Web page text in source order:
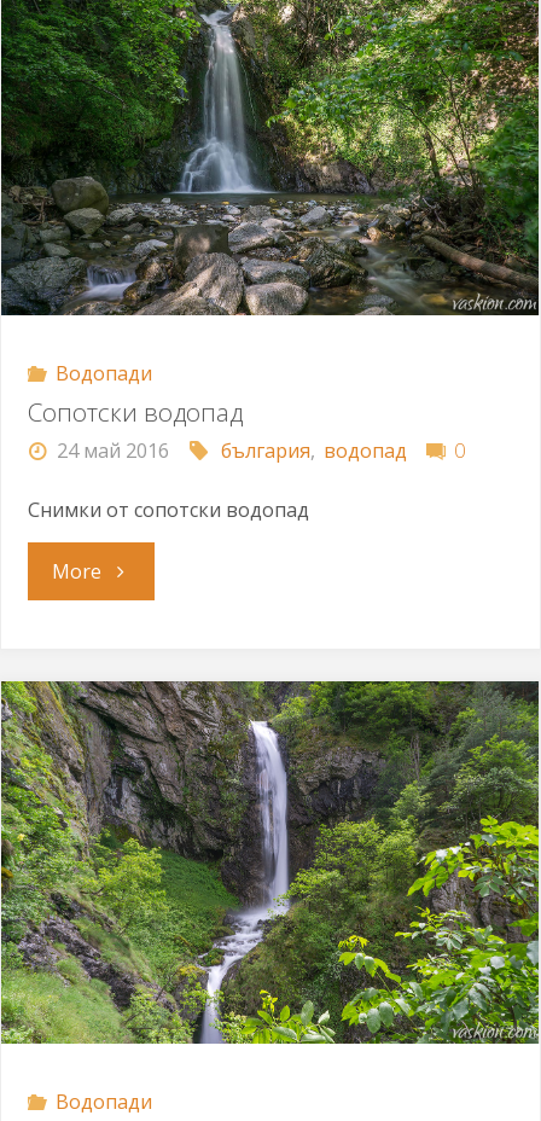
Водопади
Сопотски водопад
24 май 2016 българия, водопад 0
Снимки от сопотски водопад
More"Сопотски
Водопади